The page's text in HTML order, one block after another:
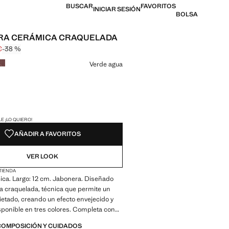
BUSCARINICIAR SESIÓNFAVORITOS
BOLSA
CERÁMICA CRAQUELADA
[7,99 € ]
€ ]
-38 %
color
Verde agua
¡LO QUIERO!
AÑADIR A FAVORITOS
VER LOOK
Largo: 12 cm. Jabonera. Diseñado
craquelada, técnica que permite un
creando un efecto envejecido y
en tres colores. Completa con
Y CUIDADOS